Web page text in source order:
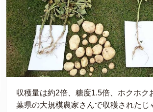
収穫量は約2倍、糖度1.5倍、ホクホク
葉県の大規模農家さんで収穫されたじ